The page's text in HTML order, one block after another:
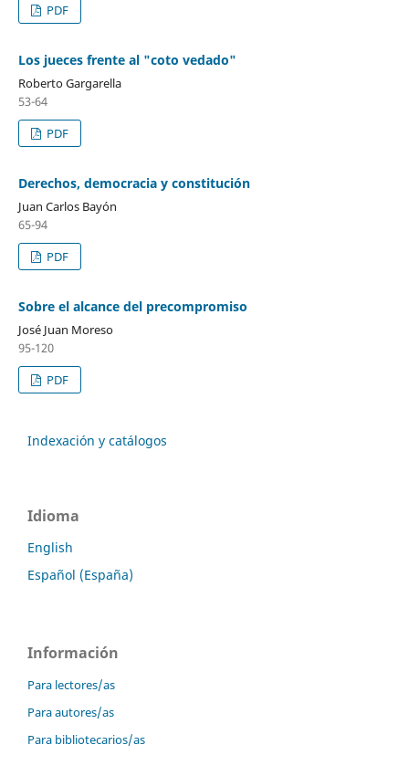
PDF
Los jueces frente al "coto vedado"
Roberto Gargarella
53-64
PDF
Derechos, democracia y constitución
Juan Carlos Bayón
65-94
PDF
Sobre el alcance del precompromiso
José Juan Moreso
95-120
PDF
Indexación y catálogos
Idioma
English
Español (España)
Información
Para lectores/as
Para autores/as
Para bibliotecarios/as